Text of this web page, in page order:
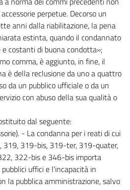
perpetue. Decorso un
anni dalla riabilitazione, la pena
estinta, quando il condannato
costanti di buona condotta»;
comma, è aggiunto, in fine, il
è della reclusione da uno a quattro
da un pubblico ufficiale o da un
con abuso della sua qualità o
dal seguente:
- La condanna per i reati di cui
319, 319-bis, 319-ter, 319-quater,
322-bis e 346-bis importa
uffici e l'incapacità in
la pubblica amministrazione, salvo